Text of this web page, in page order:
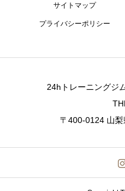
サイトマップ
プライバシーポリシー
24hトレーニングジ
〒400-0124 山梨